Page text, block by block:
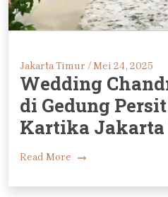
Jakarta Timur /Mei 24, 2025
Wedding
di Gedung
Kartika
Read More